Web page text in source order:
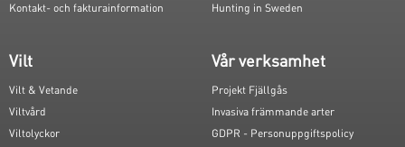
Kontakt- och fakturainformation
Hunting in Sweden
Vilt
Vilt & Vetande
Viltvård
Viltolyckor
Vår verksamhet
Projekt Fjällgås
Invasiva främmande arter
GDPR - Personuppgiftspolicy